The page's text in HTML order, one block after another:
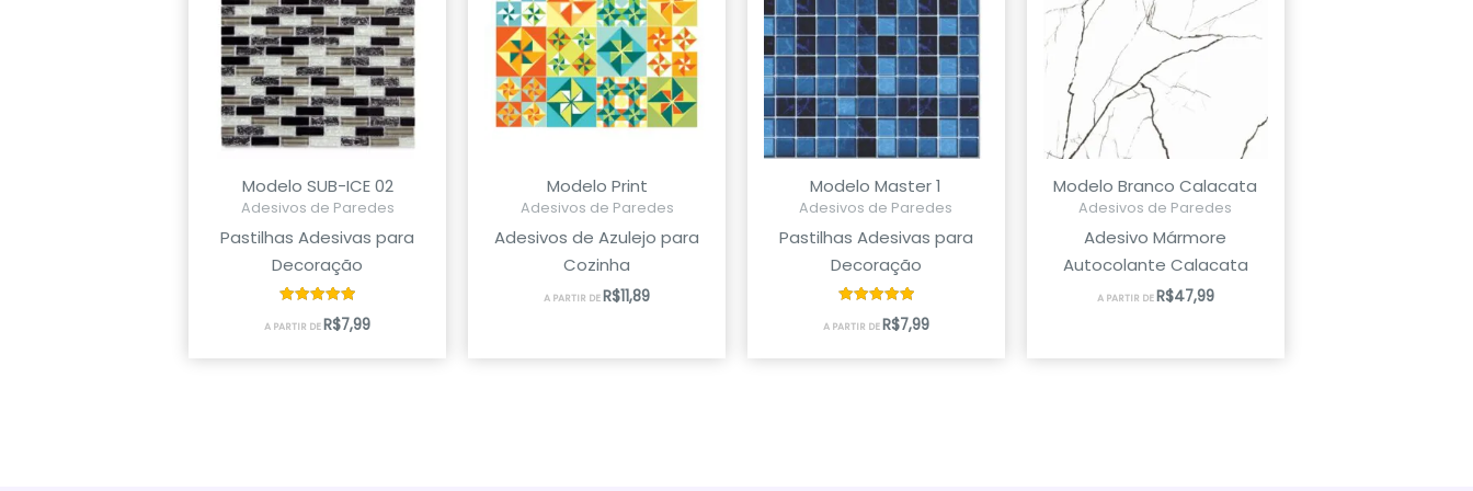
Modelo SUB-ICE 02
Adesivos de Paredes
Pastilhas Adesivas para
Decoração
Avaliação
5.00
A PARTIR DER$7,99
Modelo Print
Adesivos de Paredes
Adesivos de Azulejo para
Cozinha
A PARTIR DER$11,89
Modelo Master 1
Adesivos de Paredes
Pastilhas Adesivas para
Decoração
Avaliação
5.00
A PARTIR DER$7,99
Modelo Branco Calacata
Adesivos de Paredes
Adesivo Mármore
Autocolante Calacata
A PARTIR DER$47,99